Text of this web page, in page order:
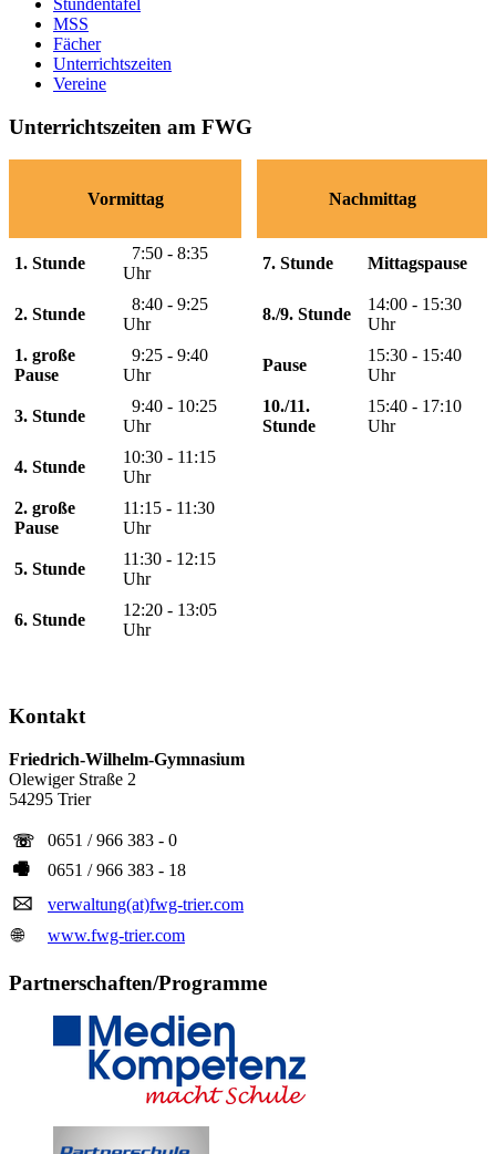
Stundentafel
MSS
Fächer
Unterrichtszeiten
Vereine
Unterrichtszeiten am FWG
Vormittag Nachmittag
1. Stunde
7:50 - 8:35
Uhr
7. Stunde Mittagspause
2. Stunde
8:40 - 9:25
Uhr
8./9. Stunde
14:00 - 15:30
Uhr
1. große
Pause
9:25 - 9:40
Uhr
Pause
15:30 - 15:40
Uhr
3. Stunde
9:40 - 10:25
Uhr
10./11.
Stunde
15:40 - 17:10
Uhr
4. Stunde
10:30 - 11:15
Uhr
2. große
Pause
11:15 - 11:30
Uhr
5. Stunde
11:30 - 12:15
Uhr
6. Stunde
12:20 - 13:05
Uhr
Kontakt
Friedrich-Wilhelm-Gymnasium
Olewiger Straße 2
54295 Trier
☏
0651 / 966 383 - 0
🖷
0651 / 966 383 - 18
🖂
verwaltung(at)fwg-trier.com
🌐
www.fwg-trier.com
Partnerschaften/Programme